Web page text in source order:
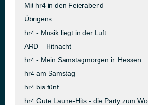
Mit hr4 in den Feierabend
Übrigens
hr4 - Musik liegt in der Luft
ARD – Hitnacht
hr4 - Mein Samstagmorgen in Hessen
hr4 am Samstag
hr4 bis fünf
hr4 Gute Laune-Hits - die Party zum